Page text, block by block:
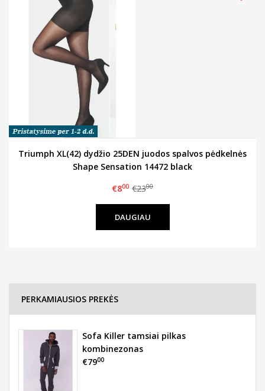
Triumph XL(42) dydžio 25DEN juodos spalvos pėdkelnės
Shape Sensation 14472 black
€800 €2300
DAUGIAU
PERKAMIAUSIOS PREKĖS
Sofa Killer tamsiai pilkas
kombinezonas
€7900